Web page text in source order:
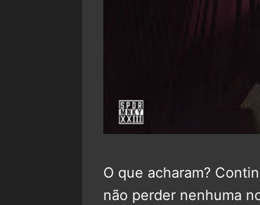
O que acharam?
não perder nenhuma